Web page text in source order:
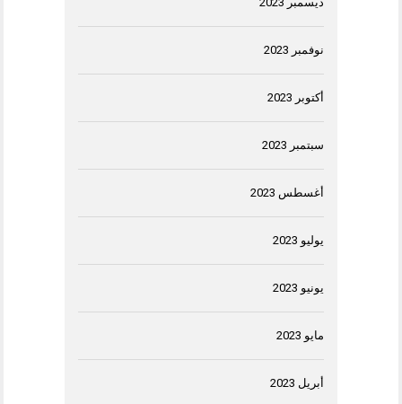
نوفمبر 2023
أكتوبر 2023
سبتمبر 2023
أغسطس 2023
يوليو 2023
يونيو 2023
مايو 2023
أبريل 2023